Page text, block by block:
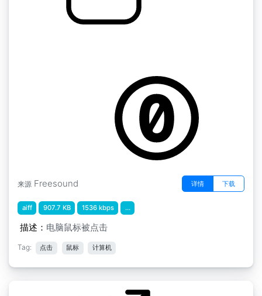
来源 Freesound 详情 下载
aiff 907.7 KB 1536 kbps ...
描述： 电脑鼠标被点击
Tag: 点击 鼠标 计算机